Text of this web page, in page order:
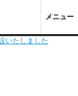
メニュー
いたしました